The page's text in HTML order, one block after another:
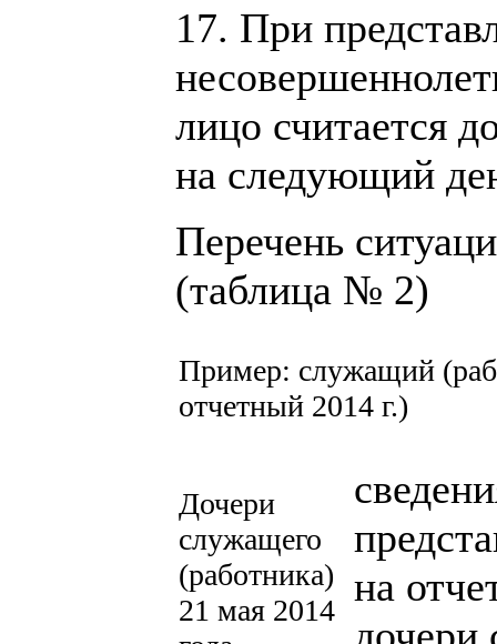
17. При
лицо считается
на следующий
Перечень
(таблица № 2)
Пример: служащий
отчетный 2014 г.)
Дочери
служащего
(работника)
21 мая 2014
на